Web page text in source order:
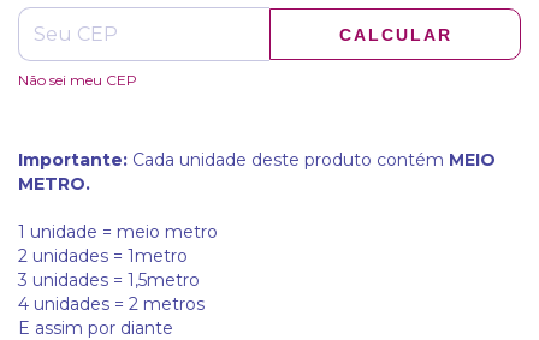
CALCULAR
Não sei meu CEP
Importante: Cada unidade deste produto contém MEIO
METRO.
1 unidade = meio metro
2 unidades = 1metro
3 unidades = 1,5metro
4 unidades = 2 metros
E assim por diante